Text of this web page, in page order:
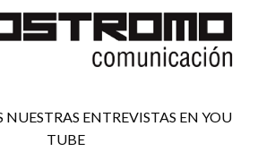
NUESTRAS ENTREVISTAS EN YOU
TUBE